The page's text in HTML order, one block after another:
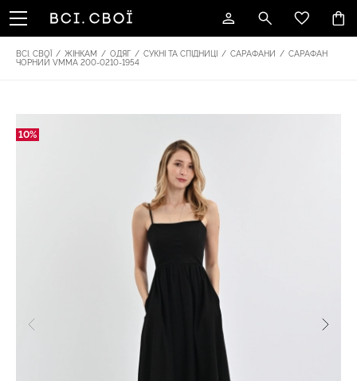
ВСІ. СВОЇ / ЖІНКАМ / ОДЯГ / СУКНІ ТА СПІДНИЦІ / САРАФАНИ / САРАФАН
ЧОРНИЙ VMMA 200-0210-1954
10%